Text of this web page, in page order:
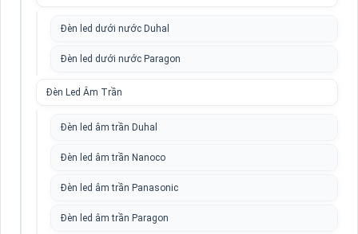
Đèn led dưới nước Duhal
Đèn led dưới nước Paragon
Đèn Led Âm Trần
Đèn led âm trần Duhal
Đèn led âm trần Nanoco
Đèn led âm trần Panasonic
Đèn led âm trần Paragon